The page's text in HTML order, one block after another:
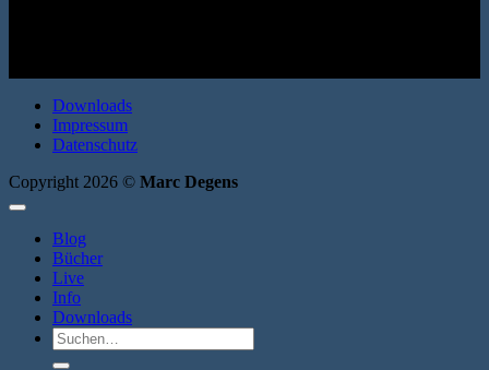
Downloads
Impressum
Datenschutz
Copyright 2026 © Marc Degens
Blog
Bücher
Live
Info
Downloads
Suche
nach: